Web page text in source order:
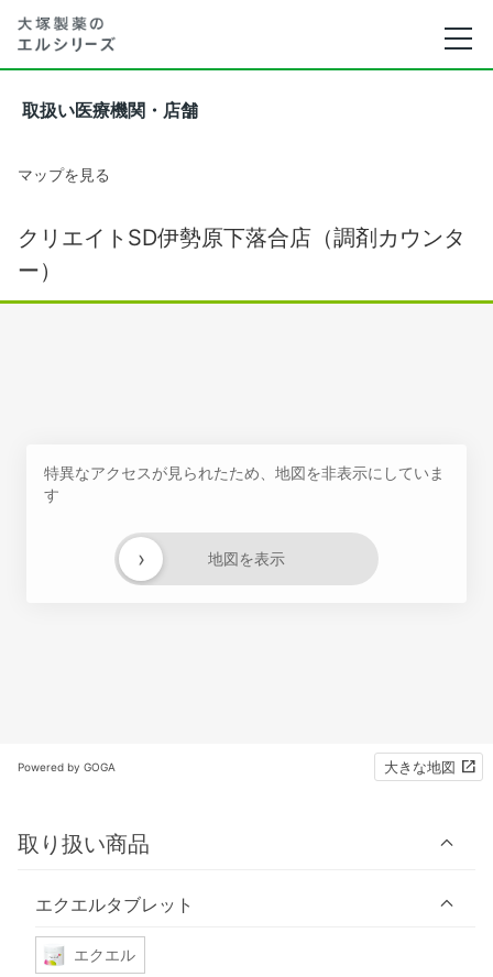
取扱い医療機関・店舗
マップを見る
クリエイトSD伊勢原下落合店（調剤カウンタ
ー）
特異なアクセスが見られたため、地図を非表示にしていま
す
地図を表示
›
Powered by GOGA 大きな地図
取り扱い商品
エクエルタブレット
エクエル